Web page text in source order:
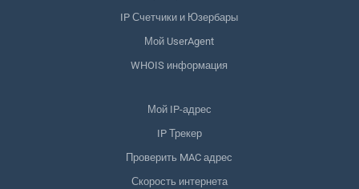
IP Счетчики и Юзербары
Мой UserAgent
WHOIS информация
Мой IP-адрес
IP Трекер
Проверить MAC адрес
Скорость интернета